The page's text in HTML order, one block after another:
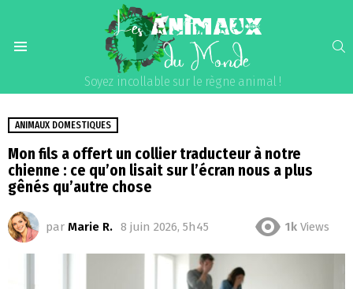
Soyez incollable sur le règne animal !
ANIMAUX DOMESTIQUES
Mon fils a offert un collier traducteur à notre
chienne : ce qu’on lisait sur l’écran nous a plus
gênés qu’autre chose
par Marie R. 8 juin 2026, 5h45 1k Views